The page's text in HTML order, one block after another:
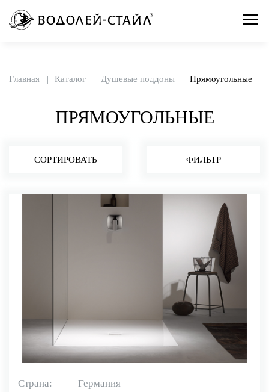
Главная Каталог Душевые поддоны Прямоугольные
ПРЯМОУГОЛЬНЫЕ
СОРТИРОВАТЬ ФИЛЬТР
Страна:
Германия